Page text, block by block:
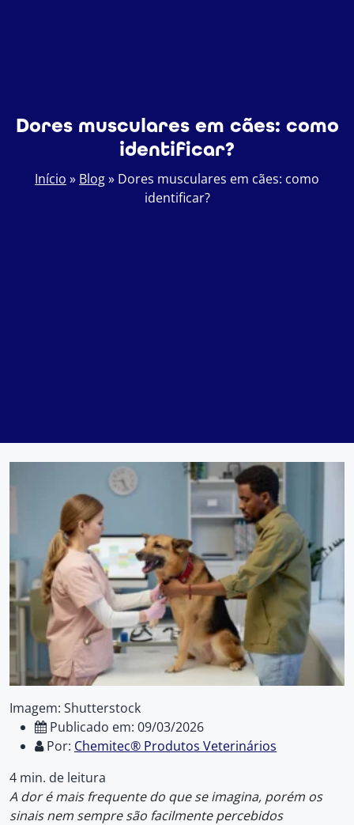
Dores musculares em cães: como
identificar?
Início » Blog» Dores musculares em cães: como
identificar?
Imagem: Shutterstock
Publicado em: 09/03/2026
Por: Chemitec® Produtos Veterinários
4 min. de leitura
A dor é mais frequente do que se imagina, porém os
sinais nem sempre são facilmente percebidos